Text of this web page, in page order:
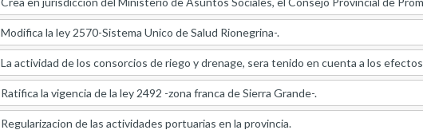
Modifica la ley 2570-Sistema Unico de Salud Rionegrina-.
La actividad de los consorcios de riego y drenage, sera tenido en cuenta a los
Ratifica la vigencia de la ley 2492 -zona franca de Sierra Grande-.
Regularizacion de las actividades portuarias en la provincia.